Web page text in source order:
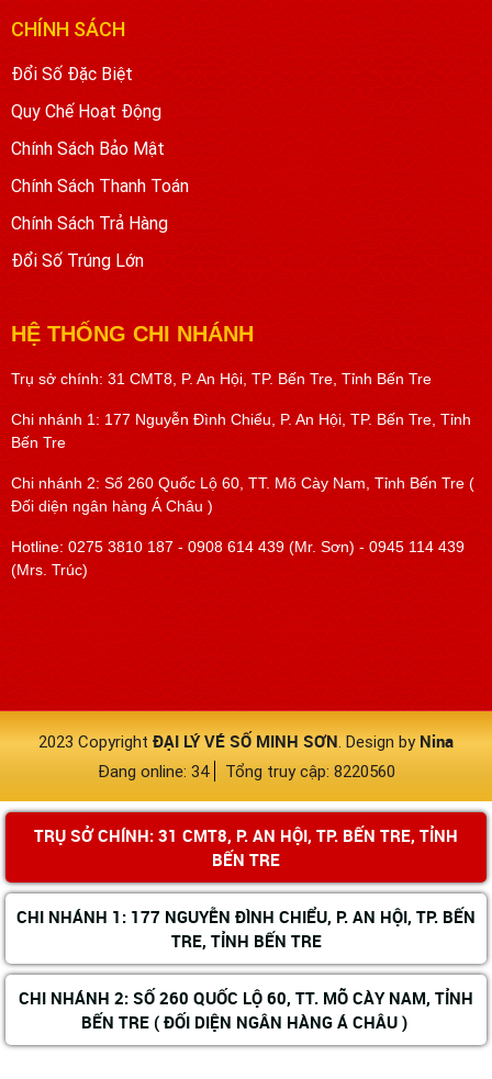
CHÍNH SÁCH
Đổi Số Đặc Biệt
Quy Chế Hoạt Động
Chính Sách Bảo Mật
Chính Sách Thanh Toán
Chính Sách Trả Hàng
Đổi Số Trúng Lớn
HỆ THỐNG CHI NHÁNH
Trụ sở chính: 31 CMT8, P. An Hội, TP. Bến Tre, Tỉnh Bến Tre
Chi nhánh 1: 177 Nguyễn Đình Chiểu, P. An Hội, TP. Bến Tre, Tỉnh
Bến Tre
Chi nhánh 2: Số 260 Quốc Lộ 60, TT. Mõ Cày Nam, Tỉnh Bến Tre (
Đối diện ngân hàng Á Châu )
Hotline: 0275 3810 187 - 0908 614 439 (Mr. Sơn) - 0945 114 439
(Mrs. Trúc)
2023 Copyright ĐẠI LÝ VÉ SỐ MINH SƠN . Design by Nina
Đang online: 34 Tổng truy cập: 8220560
TRỤ SỞ CHÍNH: 31 CMT8, P. AN HỘI, TP. BẾN TRE, TỈNH
BẾN TRE
CHI NHÁNH 1: 177 NGUYỄN ĐÌNH CHIỂU, P. AN HỘI, TP. BẾN
TRE, TỈNH BẾN TRE
CHI NHÁNH 2: SỐ 260 QUỐC LỘ 60, TT. MÕ CÀY NAM, TỈNH
BẾN TRE ( ĐỐI DIỆN NGÂN HÀNG Á CHÂU )